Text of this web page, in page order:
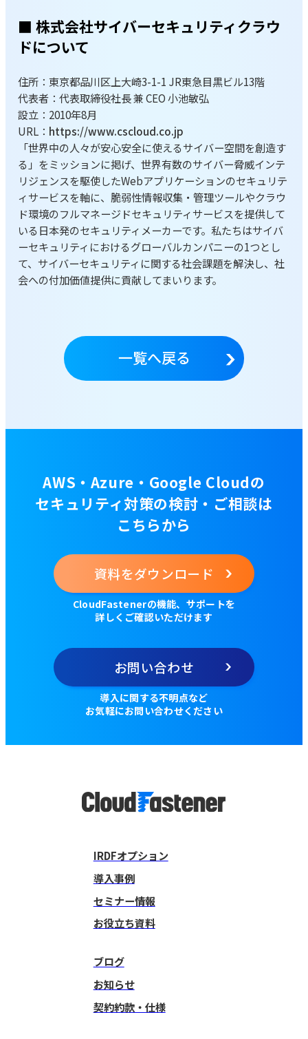
■ 株式会社サイバーセキュリティクラウ
ドについて
住所：東京都品川区上大崎3-1-1 JR東急目黒ビル13階
代表者：代表取締役社長 兼 CEO 小池敏弘
設立：2010年8月
URL： https://www.cscloud.co.jp
「世界中の人々が安心安全に使えるサイバー空間を創造す
る」をミッションに掲げ、世界有数のサイバー脅威インテ
リジェンスを駆使したWebアプリケーションのセキュリテ
ィサービスを軸に、脆弱性情報収集・管理ツールやクラウ
ド環境のフルマネージドセキュリティサービスを提供して
いる日本発のセキュリティメーカーです。私たちはサイバ
ーセキュリティにおけるグローバルカンパニーの1つとし
て、サイバーセキュリティに関する社会課題を解決し、社
会への付加価値提供に貢献してまいります。
一覧へ戻る
AWS・Azure・Google Cloudの
セキュリティ対策の検討・ご相談は
こちらから
資料をダウンロード
CloudFastenerの機能、サポートを
詳しくご確認いただけます
お問い合わせ
導入に関する不明点など
お気軽にお問い合わせください
IRDFオプション
導入事例
セミナー情報
お役立ち資料
ブログ
お知らせ
契約約款・仕様